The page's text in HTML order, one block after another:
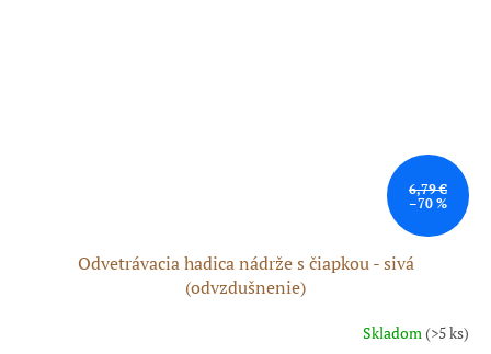
6,79 €
–70 %
Odvetrávacia hadica nádrže s čiapkou - sivá
(odvzdušnenie)
Skladom(>5 ks)